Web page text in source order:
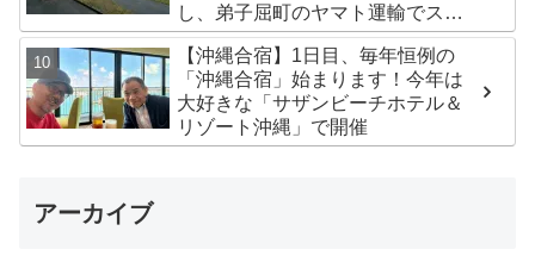
し、弟子屈町のヤマト運輸でステ
ッカー受け取り！今日は北見市の
無料キャンプ場「つつじ公園キャ
ンプ場」まで
【沖縄合宿】1日目、毎年恒例の
「沖縄合宿」始まります！今年は
大好きな「サザンビーチホテル＆
リゾート沖縄」で開催
アーカイブ